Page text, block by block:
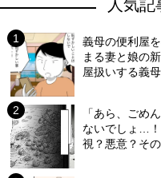
人気
義母の便利屋
まる妻と娘の
屋扱いする義母
「あら、ごめ
ないでしょ…
視？悪意？そ